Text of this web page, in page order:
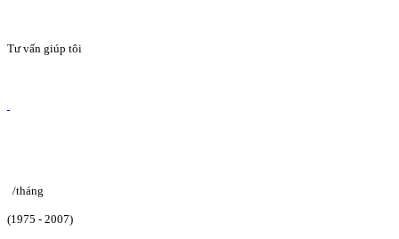
Tư vấn giúp tôi
/tháng
(1975 - 2007)